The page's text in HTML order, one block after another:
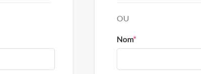
OU
Nom*